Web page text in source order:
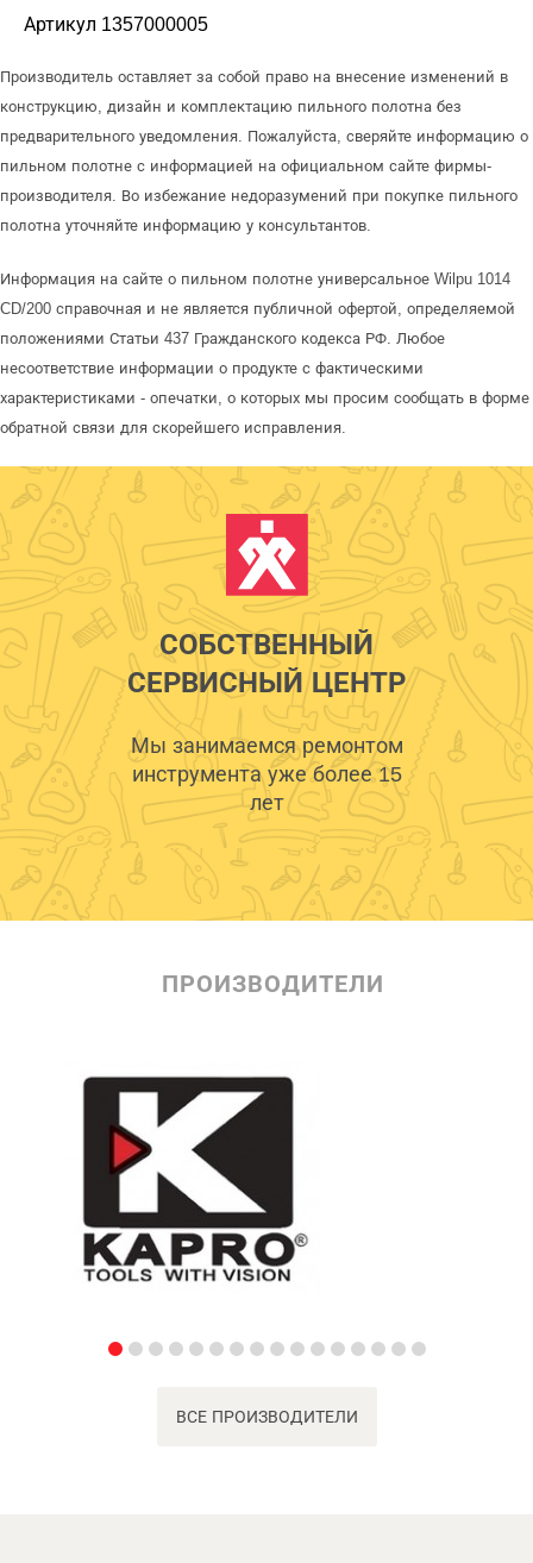
Артикул 1357000005
Производитель оставляет за собой право на внесение изменений в
конструкцию, дизайн и комплектацию пильного полотна без
предварительного уведомления. Пожалуйста, сверяйте информацию о
пильном полотне с информацией на официальном сайте фирмы-
производителя. Во избежание недоразумений при покупке пильного
полотна уточняйте информацию у консультантов.
Информация на сайте о пильном полотне универсальное Wilpu 1014
CD/200 справочная и не является публичной офертой, определяемой
положениями Статьи 437 Гражданского кодекса РФ. Любое
несоответствие информации о продукте с фактическими
характеристиками - опечатки, о которых мы просим сообщать в форме
обратной связи для скорейшего исправления.
СОБСТВЕННЫЙ
СЕРВИСНЫЙ ЦЕНТР
Мы занимаемся ремонтом
инструмента уже более 15
лет
ПРОИЗВОДИТЕЛИ
ВСЕ ПРОИЗВОДИТЕЛИ